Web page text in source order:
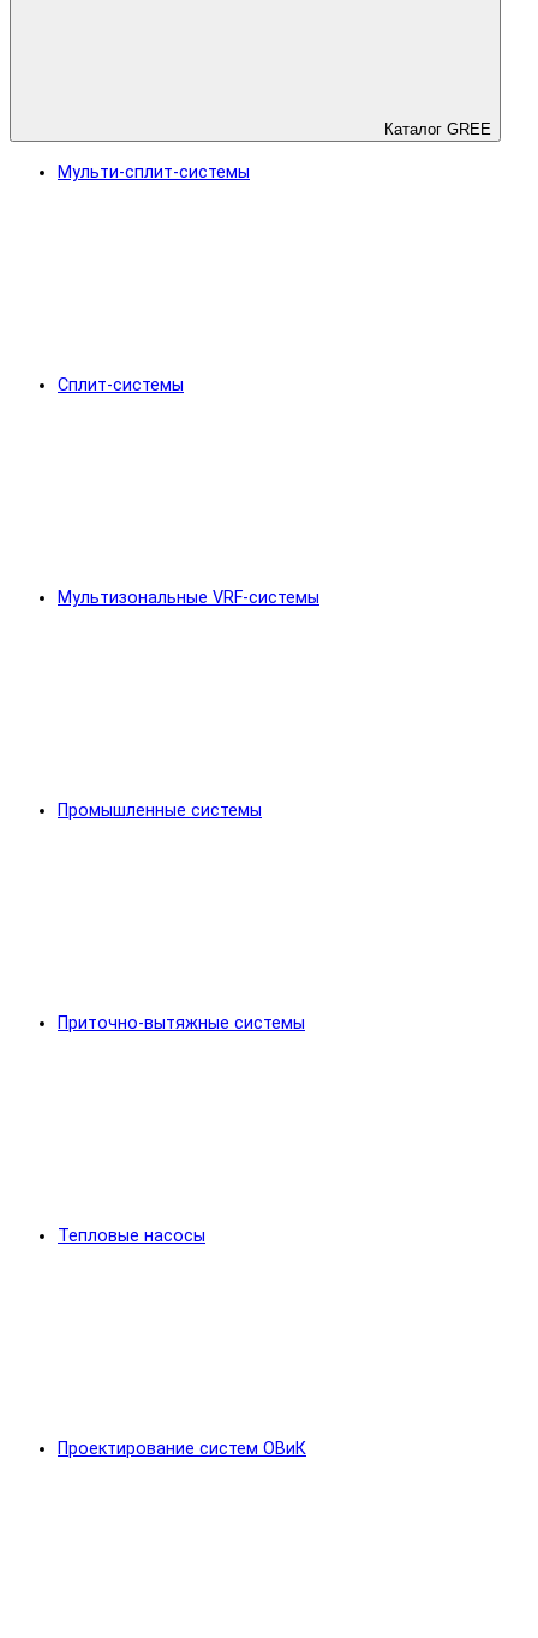
Каталог GREE
Мульти-сплит-системы
Сплит-системы
Мультизональные VRF-системы
Промышленные системы
Приточно-вытяжные системы
Тепловые насосы
Проектирование систем ОВиК